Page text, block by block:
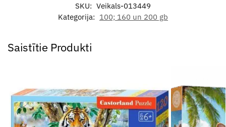
SKU: Veikals-013449
Kategorija: 100; 160 un 200 gb
Saistītie Produkti